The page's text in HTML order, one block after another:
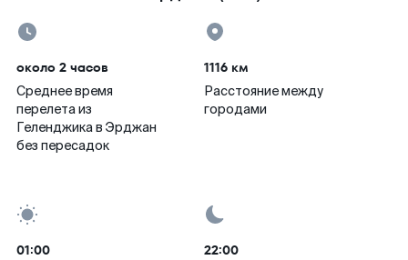
около 2 часов
Среднее время
перелета из
Геленджика в Эрджан
без пересадок
1116 км
Расстояние между
городами
01:00 22:00